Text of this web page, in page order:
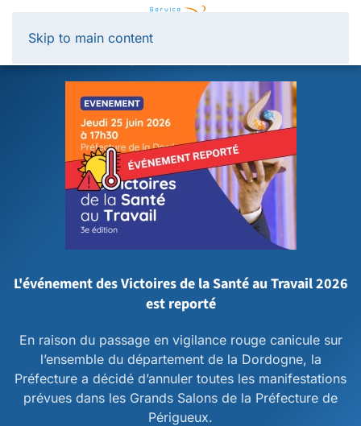
Skip to main content
L'événement des Victoires de la Santé au Travail 2026
est reporté
En raison du passage en vigilance rouge canicule sur
l’ensemble du département de la Dordogne, la
Préfecture a décidé d’annuler toutes les manifestations
prévues dans les Grands Salons de la Préfecture de
Périgueux.
Panneau de gestion des cookies